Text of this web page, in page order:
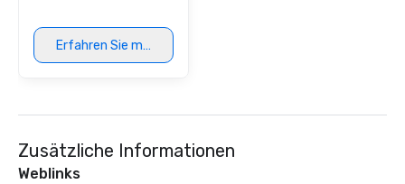
Erfahren Sie mehr
Zusätzliche Informationen
Weblinks